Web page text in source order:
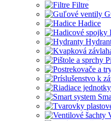
Filtre
Hadice